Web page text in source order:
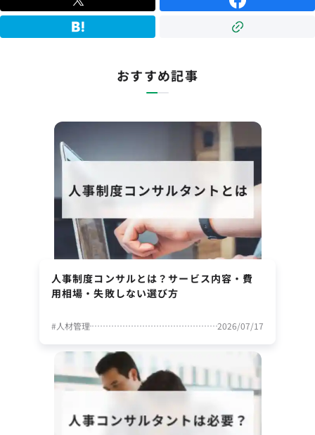
おすすめ記事
人事制度コンサルとは？サービス内容・費
用相場・失敗しない選び方
#人材管理 2026/07/17